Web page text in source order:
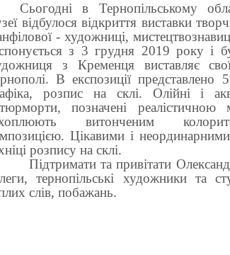
Сьогодні в Тернопільському
відбулося відкриття виставки
- художниці,
з 3 грудня 2019 року і
з Кременця виставляє
В експозиції представлено
розпис на склі. Олійні і
позначені реалістичною
витонченим
Цікавими і
розпису на склі.
Підтримати та привітати
тернопільські художники та
слів, побажань.
народної пісні. Філарет Колесса«ВІДЛУННЯ